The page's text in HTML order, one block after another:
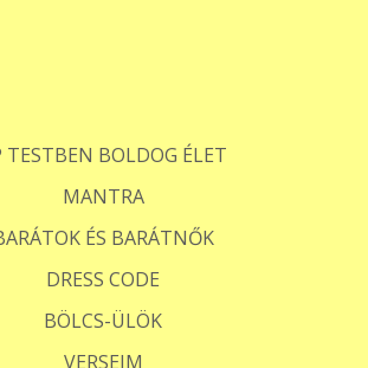
TESTBEN BOLDOG ÉLET
MANTRA
ÉS BARÁTNŐK
DRESS CODE
BÖLCS-ÜLÖK
VERSEIM